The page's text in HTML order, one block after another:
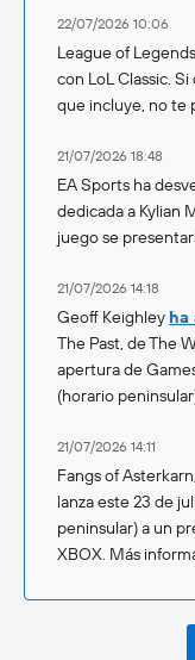
22/07/2026 10:06
League of
con LoL Classic.
que incluye, no te
21/07/2026 18:48
EA Sports ha
dedicada a Kylian
juego se
21/07/2026 14:18
Geoff Keighley ha
The Past, de The
apertura de
(horario
21/07/2026 14:11
Fangs of
lanza este 23 de
peninsular) a un
XBOX. Más